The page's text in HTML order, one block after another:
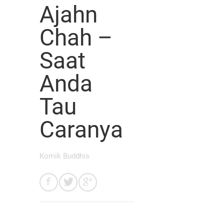
Ajahn
Chah –
Saat
Anda
Tau
Caranya
Komik Buddhis